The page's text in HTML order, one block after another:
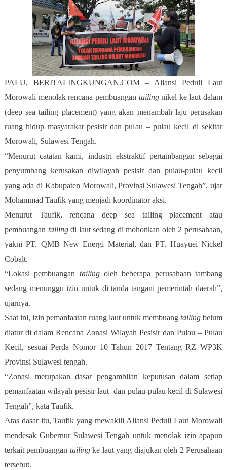
Tolak
Pembuangan
Tailing
Ke
Laut
Morowali
PALU, BERITALINGKUNGAN.COM – Aliansi Peduli Laut
Morowali menolak rencana pembuangan tailingnikel ke laut dalam
(deep sea tailing placement) yang akan menambah laju perusakan
ruang hidup masyarakat pesisir dan pulau – pulau kecil di sekitar
Morowali, Sulawesi Tengah.
“Menurut catatan kami, industri ekstraktif pertambangan sebagai
penyumbang kerusakan diwilayah pesisir dan pulau-pulau kecil
yang ada di Kabupaten Morowali, Provinsi Sulawesi Tengah”, ujar
Mohammad Taufik yang menjadi koordinator aksi.
Menurut Taufik, rencana deep sea tailing placement atau
pembuangan tailingdi laut sedang di mohonkan oleh 2 perusahaan,
yakni PT. QMB New Energi Material, dan PT. Huayuei Nickel
Cobalt.
“Lokasi pembuangan tailingoleh beberapa perusahaan tambang
sedang menunggu izin untuk di tanda tangani pemerintah daerah”,
ujarnya.
Saat ini, izin pemanfaatan ruang laut untuk membuangtailing belum
diatur di dalam Rencana Zonasi Wilayah Pesisir dan Pulau – Pulau
Kecil, sesuai Perda Nomor 10 Tahun 2017 Tentang RZ WP3K
Provinsi Sulawesi tengah.
“Zonasi merupakan dasar pengambilan keputusan dalam setiap
pemanfaatan wilayah pesisir laut dan pulau-pulau kecil di Sulawesi
Tengah”, kata Taufik.
Atas dasar itu, Taufik yang mewakili Aliansi Peduli Laut Morowali
mendesak Gubernur Sulawesi Tengah untuk menolak izin apapun
terkait pembuangan tailingke laut yang diajukan oleh 2 Perusahaan
tersebut.